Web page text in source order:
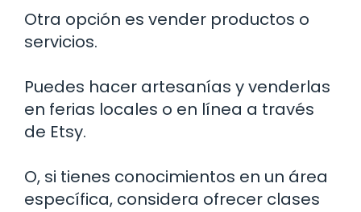
Otra opción es vender productos o
servicios.
Puedes hacer artesanías y venderlas
en ferias locales o en línea a través
de Etsy.
O, si tienes conocimientos en un área
específica, considera ofrecer clases